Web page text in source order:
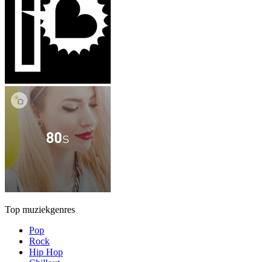
Top muziekgenres
Pop
Rock
Hip Hop